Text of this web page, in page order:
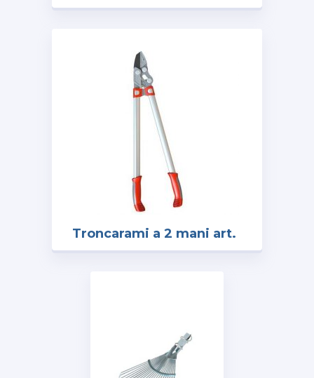
3 Marrone gomitoli
Troncarami a 2 mani art.
RS-750 Wolf